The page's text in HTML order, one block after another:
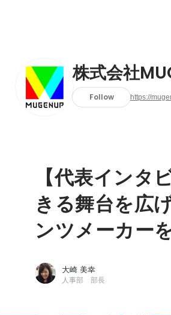
株式会社
Follow https://
【代表インタ
きる舞台を広
ンツメーカー
大崎 美幸
人事部 部長